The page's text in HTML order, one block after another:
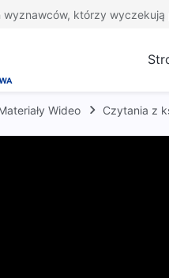
którzy wyczekują
Wideo Czytania z